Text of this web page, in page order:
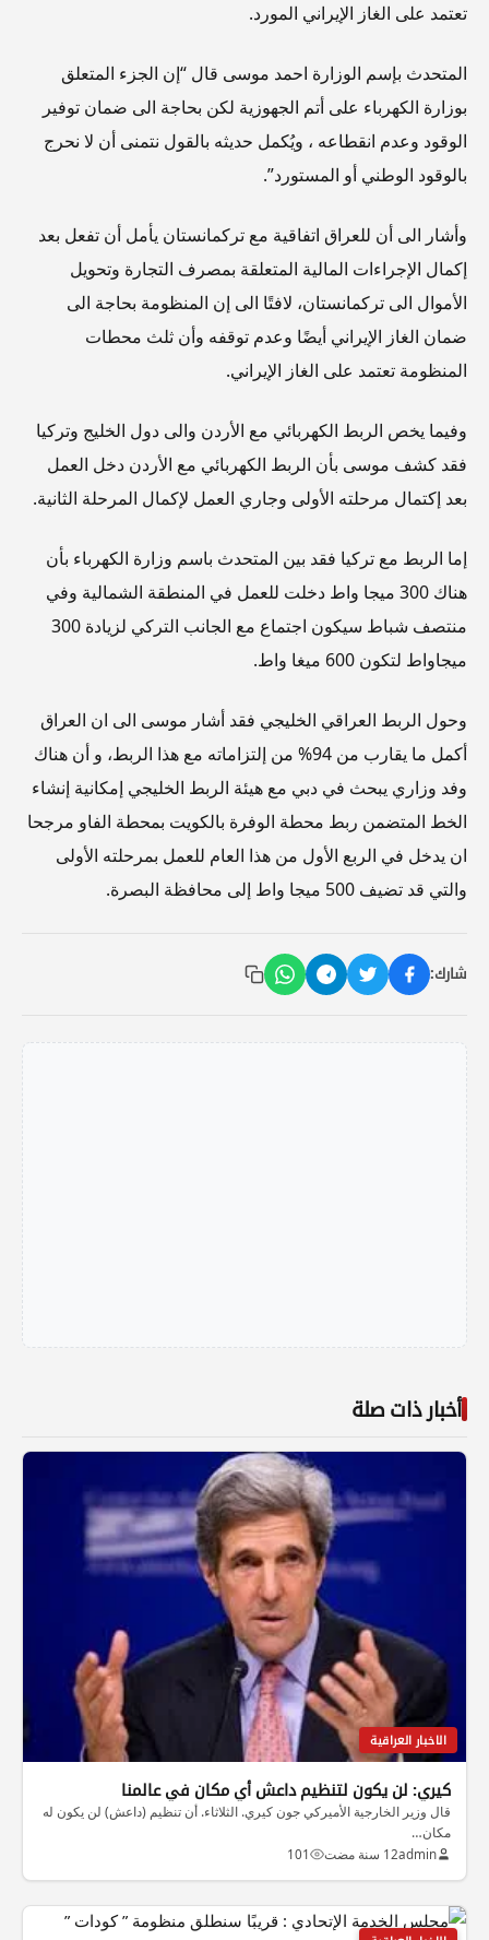
تعتمد على الغاز الإيراني المورد.
المتحدث بإسم الوزارة احمد موسى قال “إن الجزء المتعلق
بوزارة الكهرباء على أتم الجهوزية لكن بحاجة الى ضمان توفير
الوقود وعدم انقطاعه ، ويُكمل حديثه بالقول نتمنى أن لا نحرج
بالوقود الوطني أو المستورد”.
وأشار الى أن للعراق اتفاقية مع تركمانستان يأمل أن تفعل بعد
إكمال الإجراءات المالية المتعلقة بمصرف التجارة وتحويل
الأموال الى تركمانستان، لافتًا الى إن المنظومة بحاجة الى
ضمان الغاز الإيراني أيضًا وعدم توقفه وأن ثلث محطات
المنظومة تعتمد على الغاز الإيراني.
وفيما يخص الربط الكهربائي مع الأردن والى دول الخليج وتركيا
فقد كشف موسى بأن الربط الكهربائي مع الأردن دخل العمل
بعد إكتمال مرحلته الأولى وجاري العمل لإكمال المرحلة الثانية.
إما الربط مع تركيا فقد بين المتحدث باسم وزارة الكهرباء بأن
هناك 300 ميجا واط دخلت للعمل في المنطقة الشمالية وفي
منتصف شباط سيكون اجتماع مع الجانب التركي لزيادة 300
ميجاواط لتكون 600 ميغا واط.
وحول الربط العراقي الخليجي فقد أشار موسى الى ان العراق
أكمل ما يقارب من 94% من إلتزاماته مع هذا الربط، و أن هناك
وفد وزاري يبحث في دبي مع هيئة الربط الخليجي إمكانية إنشاء
الخط المتضمن ربط محطة الوفرة بالكويت بمحطة الفاو مرجحا
ان يدخل في الربع الأول من هذا العام للعمل بمرحلته الأولى
والتي قد تضيف 500 ميجا واط إلى محافظة البصرة.
شارك:
أخبار ذات صلة
الاخبار العراقية
كيري: لن يكون لتنظيم داعش أي مكان في عالمنا
قال وزير الخارجية الأميركي جون كيري. الثلاثاء. أن تنظيم (داعش) لن يكون له
مكان…
admin12 سنة مضت 101